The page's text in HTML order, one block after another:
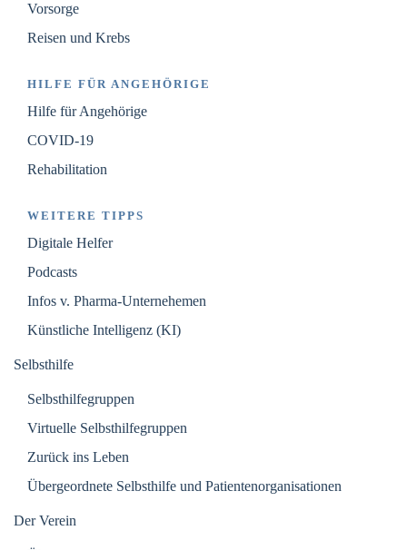
Vorsorge
Reisen und Krebs
HILFE FÜR ANGEHÖRIGE
Hilfe für Angehörige
COVID-19
Rehabilitation
WEITERE TIPPS
Digitale Helfer
Podcasts
Infos v. Pharma-Unternehemen
Künstliche Intelligenz (KI)
Selbsthilfe
Selbsthilfegruppen
Virtuelle Selbsthilfegruppen
Zurück ins Leben
Übergeordnete Selbsthilfe und Patientenorganisationen
Der Verein